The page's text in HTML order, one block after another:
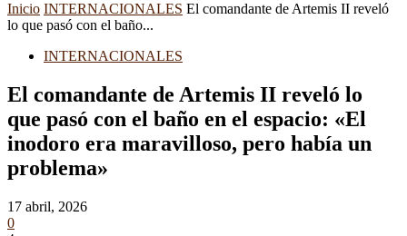
Inicio INTERNACIONALES El comandante de Artemis II reveló
lo que pasó con el baño...
INTERNACIONALES
El comandante de Artemis II reveló lo
que pasó con el baño en el espacio: «El
inodoro era maravilloso, pero había un
problema»
17 abril, 2026
0